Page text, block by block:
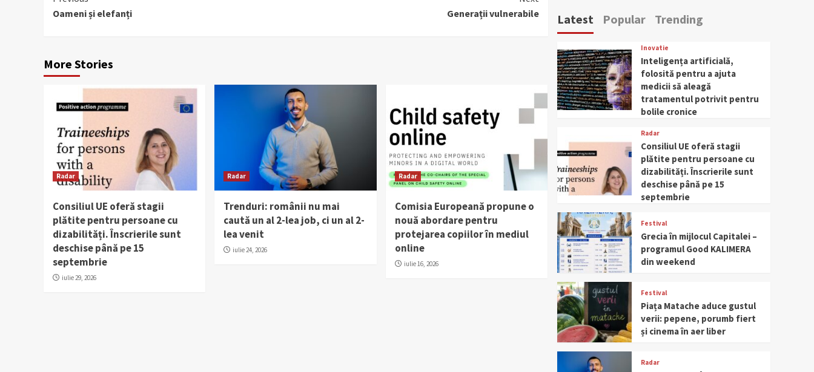
Reading
Oameni și elefanți
Generații vulnerabile
More Stories
Radar
Consiliul UE oferă stagii
plătite pentru persoane cu
dizabilități. Înscrierile sunt
deschise până pe 15
septembrie
iulie 29, 2026
Radar
Trenduri: românii nu mai
caută un al 2-lea job, ci un al 2-
lea venit
iulie 24, 2026
Radar
Comisia Europeană propune o
nouă abordare pentru
protejarea copiilor în mediul
online
iulie 16, 2026
Latest Popular Trending
Inovatie
Inteligența artificială,
folosită pentru a ajuta
medicii să aleagă
tratamentul potrivit pentru
bolile cronice
Radar
Consiliul UE oferă stagii
plătite pentru persoane cu
dizabilități. Înscrierile sunt
deschise până pe 15
septembrie
Festival
Grecia în mijlocul Capitalei –
programul Good KALIMERA
din weekend
Festival
Piața Matache aduce gustul
verii: pepene, porumb fiert
și cinema în aer liber
Radar